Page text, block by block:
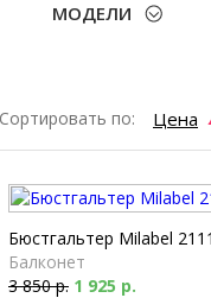
МОДЕЛИ
Сортировать по: Цена
Бюстгальтер Milabel
Балконет
3 850 р. 1 925 р.